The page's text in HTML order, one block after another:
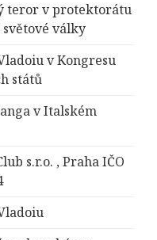
teror v protektorátu
války
v Kongresu
států
v Italském
s.r.o. , Praha IČO